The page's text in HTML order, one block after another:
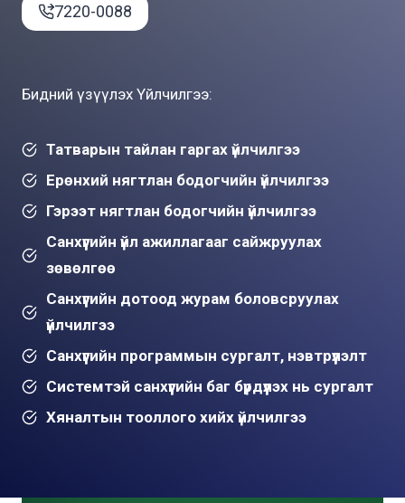
7220-0088
Бидний үзүүлэх Үйлчилгээ:
Татварын тайлан гаргах үйлчилгээ
Ерөнхий нягтлан бодогчийн үйлчилгээ
Гэрээт нягтлан бодогчийн үйлчилгээ
Санхүүгийн үйл ажиллагааг сайжруулах
зөвөлгөө
Санхүүгийн дотоод журам боловсруулах
үйлчилгээ
Санхүүгийн программын сургалт, нэвтрүүлэлт
Системтэй санхүүгийн баг бүрдүүлэх нь сургалт
Хяналтын тооллого хийх үйлчилгээ